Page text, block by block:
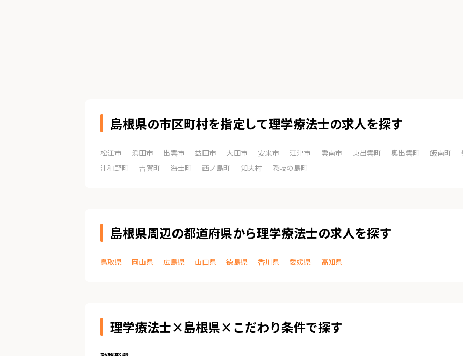
島根県の市区町村を指定して理学療法士の求人を探す
松江市 浜田市 出雲市 益田市 大田市 安来市 江津市 雲南市 東出雲町 奥出雲町 飯南町
津和野町
吉賀町 海士町 西ノ島町 知夫村 隠岐の島町
島根県周辺の都道府県から理学療法士の求人を探す
鳥取県 岡山県 広島県 山口県 徳島県 香川県 愛媛県 高知県
理学療法士×島根県×こだわり条件で探す